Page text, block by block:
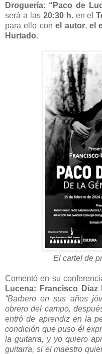
Droguería: “Paco de
será a las 20:30 h.en el
para ello conel autor,el
Hurtado.
El cartel de
Comentó en su
Lucena:
Francisco Díaz
“Barbero en sus años
obrero del campo,
entró de aprendiz en la
condición que puso él
la guitarra, y yo quiero
guitarra, si el maestro